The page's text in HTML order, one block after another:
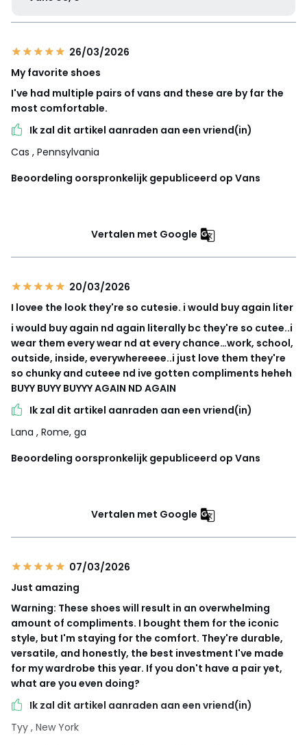
26/03/2026
My favorite shoes
I've had multiple pairs of vans and these are by far the
most comfortable.
Ik zal dit artikel aanraden aan een vriend(in)
Cas , Pennsylvania
Beoordeling oorspronkelijk gepubliceerd op Vans
Vertalen met Google
20/03/2026
I lovee the look they're so cutesie. i would buy again liter
i would buy again nd again literally bc they're so cutee..i
wear them every wear nd at every chance…work, school,
outside, inside, everywhereeee..i just love them they're
so chunky and cuteee nd ive gotten compliments heheh
BUYY BUYY BUYYY AGAIN ND AGAIN
Ik zal dit artikel aanraden aan een vriend(in)
Lana , Rome, ga
Beoordeling oorspronkelijk gepubliceerd op Vans
Vertalen met Google
07/03/2026
Just amazing
Warning: These shoes will result in an overwhelming
amount of compliments. I bought them for the iconic
style, but I'm staying for the comfort. They're durable,
versatile, and honestly, the best investment I've made
for my wardrobe this year. If you don't have a pair yet,
what are you even doing?
Ik zal dit artikel aanraden aan een vriend(in)
Tyy , New York